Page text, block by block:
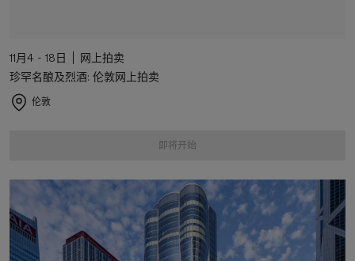
11月4 - 18日
网上拍卖
珍罕名酿及烈酒: 伦敦网上拍卖
伦敦
即将开始